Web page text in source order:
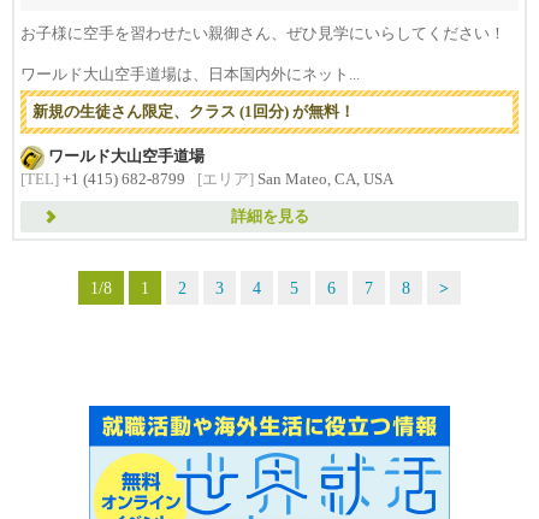
お子様に空手を習わせたい親御さん、ぜひ見学にいらしてください！
ワールド大山空手道場は、日本国内外にネット...
新規の生徒さん限定、クラス (1回分) が無料！
ワールド大山空手道場
[TEL] +1 (415) 682-8799 [エリア] San Mateo, CA, USA
詳細を見る
1/8 1 2 3 4 5 6 7 8 >